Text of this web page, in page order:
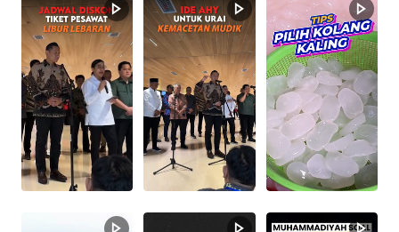
Promoted
Terakhir yang dicari